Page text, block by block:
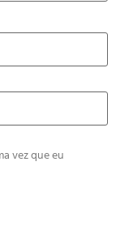
vez que eu